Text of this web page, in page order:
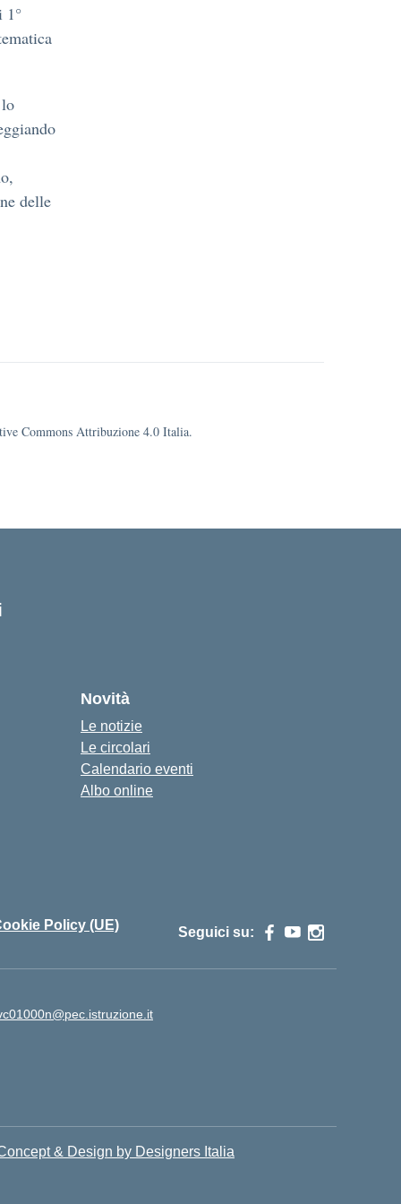
1°
delle
Commons Attribuzione 4.0 Italia.
Novità
Le notizie
Le circolari
Calendario eventi
Albo online
Policy (UE) Seguici su:
& Design by Designers Italia